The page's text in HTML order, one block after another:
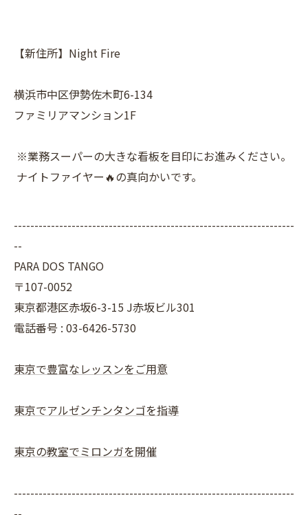
【新住所】Night Fire
横浜市中区伊勢佐木町6-134
ファミリアマンション1F
※業務スーパーの大きな看板を目印にお進みください。
ナイトファイヤー🔥の真向かいです。
--------------------------------------------------------------------
--
PARA DOS TANGO
〒107-0052
東京都港区赤坂6-3-15 J赤坂ビル301
電話番号 : 03-6426-5730
東京で豊富なレッスンをご用意
東京でアルゼンチンタンゴを指導
東京の教室でミロンガを開催
--------------------------------------------------------------------